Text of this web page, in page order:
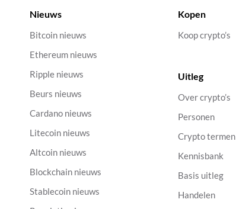
Nieuws
Bitcoin nieuws
Ethereum nieuws
Ripple nieuws
Beurs nieuws
Cardano nieuws
Litecoin nieuws
Altcoin nieuws
Blockchain nieuws
Stablecoin nieuws
Kopen
Koop crypto’s
Uitleg
Over crypto’s
Personen
Crypto termen
Kennisbank
Basis uitleg
Handelen